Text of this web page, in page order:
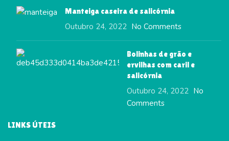
Manteiga caseira de salicórnia
Outubro 24, 2022 No Comments
Bolinhas de grão e
ervilhas com caril e
salicórnia
Outubro 24, 2022 No
Comments
LINKS ÚTEIS